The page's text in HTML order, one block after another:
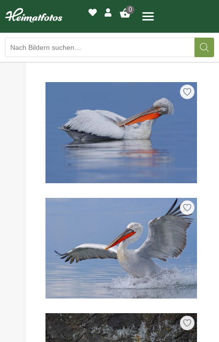
0
BILDERGALERIE
DRUCKQUALITÄTEN
LED-LEUCHTBILDER
WIR DRUCKEN IHR BILD
AUSSTELLUNGEN